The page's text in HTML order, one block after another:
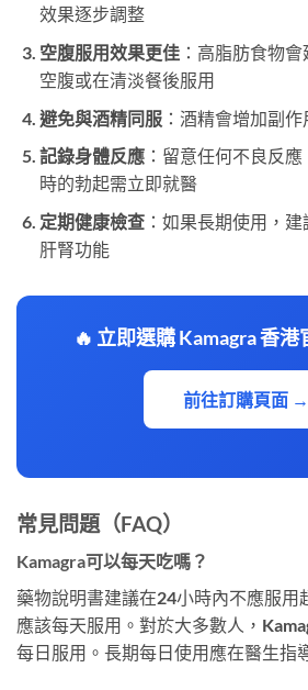
效果逐步調整
空腹服用效果更佳：高脂肪食物
空腹或在清淡餐後服用
避免與酒精同服：酒精會增加副
記錄身體反應：留意任何不良反
時的勃起需立即就醫
定期健康檢查：如果長期使用，
肝腎功能
🔥 立即選購 Kamagra 香
前往訂購頁面 →
常見問題（FAQ）
Kamagra可以每天吃嗎？
藥物說明書建議在24小時內不應服用
應該每天服用。對於大多數人，
每日服用。長期每日使用應在醫生指